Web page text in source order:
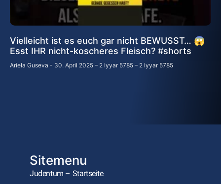
Vielleicht ist es euch gar nicht BEWUSST… 😱
Esst IHR nicht-koscheres Fleisch? #shorts
Ariela Guseva 30. April 2025 – 2 Iyyar 5785 – 2 Iyyar 5785
Sitemenu
Judentum – Startseite